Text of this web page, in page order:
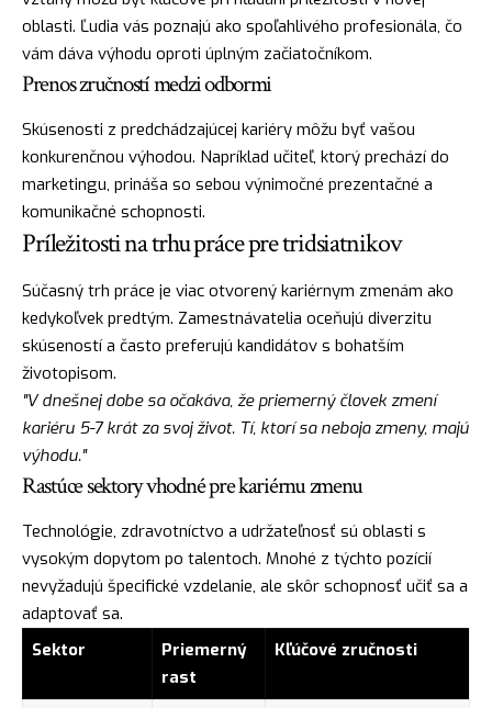
oblasti. Ľudia vás poznajú ako spoľahlivého profesionála, čo
vám dáva výhodu oproti úplným začiatočníkom.
Prenos zručností medzi odbormi
Skúsenosti z predchádzajúcej kariéry môžu byť vašou
konkurenčnou výhodou. Napríklad učiteľ, ktorý prechází do
marketingu, prináša so sebou výnimočné prezentačné a
komunikačné schopnosti.
Príležitosti na trhu práce pre tridsiatnikov
Súčasný trh práce je viac otvorený kariérnym zmenám ako
kedykoľvek predtým. Zamestnávatelia oceňujú diverzitu
skúseností a často preferujú kandidátov s bohatším
životopisom.
"V dnešnej dobe sa očakáva, že priemerný človek zmení
kariéru 5-7 krát za svoj život. Tí, ktorí sa neboja zmeny, majú
výhodu."
Rastúce sektory vhodné pre kariérnu zmenu
Technológie, zdravotníctvo a udržateľnosť sú oblasti s
vysokým dopytom po talentoch. Mnohé z týchto pozícií
nevyžadujú špecifické vzdelanie, ale skôr schopnosť učiť sa a
adaptovať sa.
Sektor
Priemerný
rast
Kľúčové zručnosti